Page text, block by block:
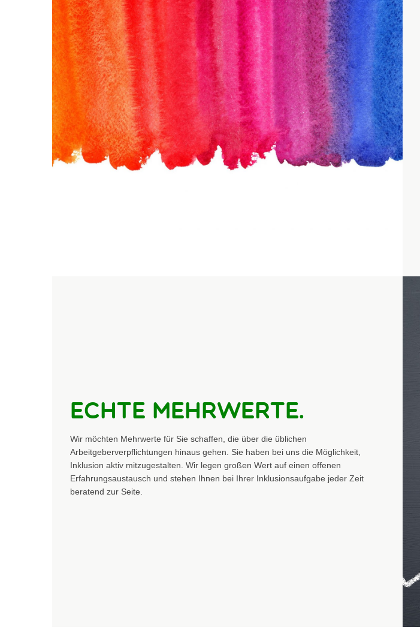
Echte Mehrwerte.
Wir möchten Mehrwerte für Sie schaffen, die über die üblichen
Arbeitgeberverpflichtungen hinaus gehen. Sie haben bei uns die Möglichkeit,
Inklusion aktiv mitzugestalten. Wir legen großen Wert auf einen offenen
Erfahrungsaustausch und stehen Ihnen bei Ihrer Inklusionsaufgabe jeder Zeit
beratend zur Seite.